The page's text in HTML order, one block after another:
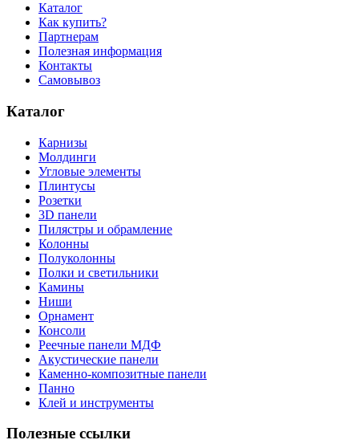
Каталог
Как купить?
Партнерам
Полезная информация
Контакты
Самовывоз
Каталог
Карнизы
Молдинги
Угловые элементы
Плинтусы
Розетки
3D панели
Пилястры и обрамление
Колонны
Полуколонны
Полки и светильники
Камины
Ниши
Орнамент
Консоли
Реечные панели МДФ
Акустические панели
Каменно-композитные панели
Панно
Клей и инструменты
Полезные ссылки